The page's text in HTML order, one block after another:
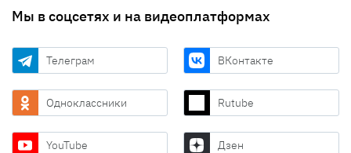
Мы в соцсетях и на видеоплатформах
Телеграм ВКонтакте
Одноклассники Rutube
YouTube Дзен